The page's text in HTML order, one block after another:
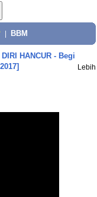
BBM
HANCUR - Begi
Lebih